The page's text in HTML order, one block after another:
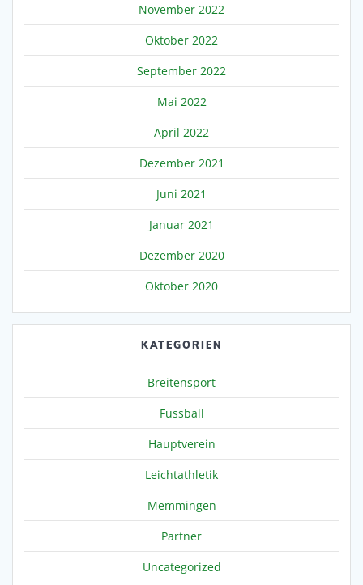
November 2022
Oktober 2022
September 2022
Mai 2022
April 2022
Dezember 2021
Juni 2021
Januar 2021
Dezember 2020
Oktober 2020
KATEGORIEN
Breitensport
Fussball
Hauptverein
Leichtathletik
Memmingen
Partner
Uncategorized